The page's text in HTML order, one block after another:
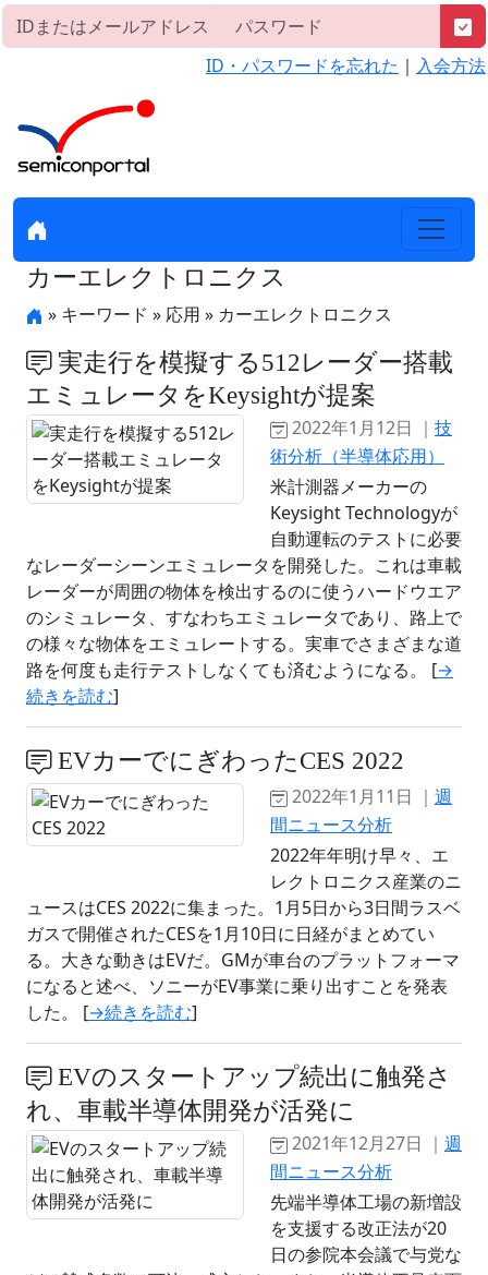
ID・パスワードを忘れた ｜ 入会方法
カーエレクトロニクス
» キーワード » 応用 » カーエレクトロニクス
実走行を模擬する512レーダー搭載
エミュレータをKeysightが提案
2022年1月12日 ｜ 技
術分析（半導体応用）
米計測器メーカーの
Keysight Technologyが
自動運転のテストに必要
なレーダーシーンエミュレータを開発した。これは車載
レーダーが周囲の物体を検出するのに使うハードウエア
のシミュレータ、すなわちエミュレータであり、路上で
の様々な物体をエミュレートする。実車でさまざまな道
路を何度も走行テストしなくても済むようになる。 [→
続きを読む]
EVカーでにぎわったCES 2022
2022年1月11日 ｜ 週
間ニュース分析
2022年年明け早々、エ
レクトロニクス産業のニ
ュースはCES 2022に集まった。1月5日から3日間ラスベ
ガスで開催されたCESを1月10日に日経がまとめてい
る。大きな動きはEVだ。GMが車台のプラットフォーマ
になると述べ、ソニーがEV事業に乗り出すことを発表
した。 [→続きを読む]
EVのスタートアップ続出に触発さ
れ、車載半導体開発が活発に
2021年12月27日 ｜ 週
間ニュース分析
先端半導体工場の新増設
を支援する改正法が20
日の参院本会議で与党な